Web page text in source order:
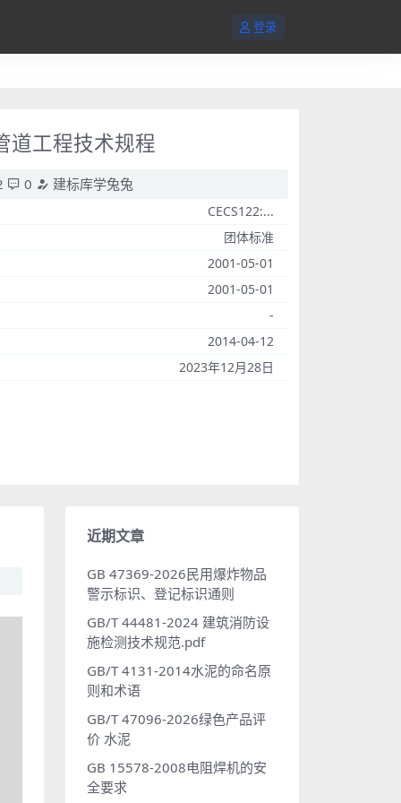
登录
道工程技术规程
0 建标库学兔兔
CECS122:...
团体标准
2001-05-01
2001-05-01
-
2014-04-12
2023年12月28日
近期文章
GB 47369-2026民用爆炸物品
警示标识、登记标识通则
GB/T 44481-2024 建筑消防设
施检测技术规范.pdf
GB/T 4131-2014水泥的命名原
则和术语
GB/T 47096-2026绿色产品评
价 水泥
GB 15578-2008电阻焊机的安
全要求